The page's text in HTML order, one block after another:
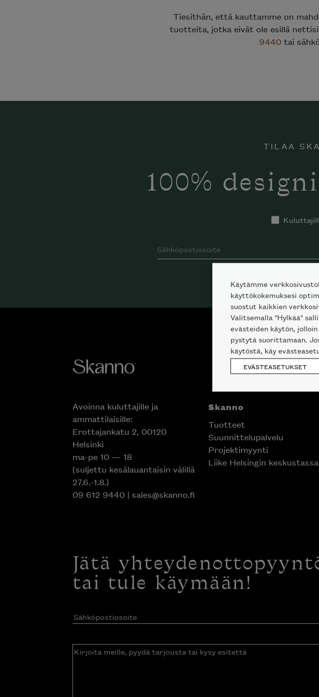
Tiesithän, että kauttamme on
tuotteita, jotka eivät ole esillä
9440 tai
TILAA
100%
Avoinna kuluttajille ja
ammattilaisille:
Erottajankatu 2, 00120
Helsinki
ma-pe 10 — 18
(suljettu kesälauantaisin välillä
27.6.-1.8.)
09 612 9440| sales@skanno.fi
Skanno
Tuotteet
Suunnittelupalvelu
Projektimyynti
Liike Helsingin keskustassa
Jätä
tai tule käymään!
Sähköpostiosoite(Pakollinen)
Kirjoita
Käytämme
käyttökokemuksesi
suostut kaikkien
Valitsemalla "Hylkää"
evästeiden käytön,
pystytä suorittamaan.
käytöstä, käy
EVÄSTEASETUKSET